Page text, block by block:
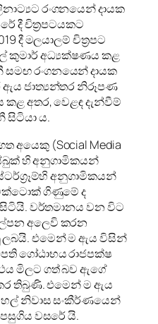
රංගනයෙන් දායක
දී චිත්‍රපටයකට
දී මලයාලම් චිත්‍රපට
කුමාර් අධ්‍යක්ෂණය කළ
රංගනයෙන් දායක
ඇය ජාත්‍යන්තර නිරූපණ
අතර, වෙළඳ දැන්වීම්
සිටියා ය.
අයෙකු (Social Media
හි අනුගාමිකයන්
අනුගාමිකයන්
ගිණුමේ ද
වර්තමානය වන විට
අලෙවි කරන
ලබයි. එමෙන් ම ඇය විසින්
ගෝඨාභය රාජපක්ෂ
මිලට ගත් බව ඇගේ
තිබුණි. එමෙන් ම ඇය
නිවාස සංකීර්ණයෙන්
වසරේ යි.